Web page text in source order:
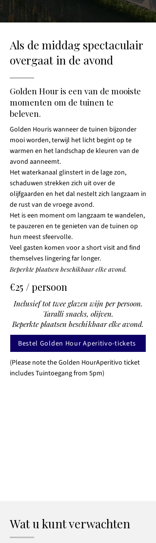
Als de middag spectaculair
overgaat in de avond
Golden Hour is een van de mooiste
momenten om de tuinen te
beleven.
Golden Houris wanneer de tuinen bijzonder
mooi worden, terwijl het licht begint op te
warmen en het landschap de kleuren van de
avond aanneemt.
Het waterkanaal glinstert in de lage zon,
schaduwen strekken zich uit over de
olijfgaarden en het dal nestelt zich langzaam in
de rust van de vroege avond.
Het is een moment om langzaam te wandelen,
te pauzeren en te genieten van de tuinen op
hun meest sfeervolle.
Veel gasten komen voor a short visit and find
themselves lingering far longer.
Beperkte plaatsen beschikbaar elke avond.
€25 / persoon
Inclusief tot twee glazen wijn per persoon.
Taralli snacks, olijven.
Beperkte plaatsen beschikbaar elke avond.
Bestel Golden Hour Aperitivo-tickets
(Please note the Golden HourAperitivo ticket
includes Tuintoegang from 5pm)
Wat u kunt verwachten